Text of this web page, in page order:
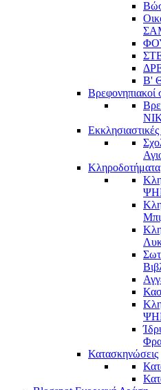
Β'
Βρεφονηπιακοί
Κληροδοτήματα
Κατασκηνώσεις